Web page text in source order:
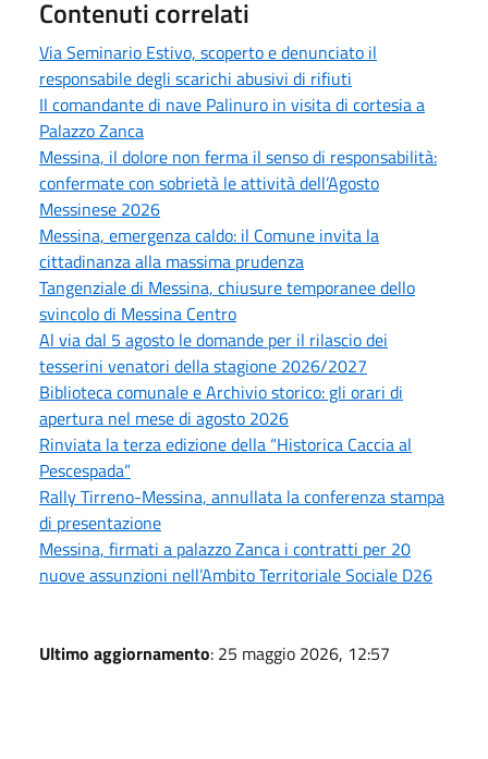
Contenuti correlati
Via Seminario Estivo, scoperto e denunciato il
responsabile degli scarichi abusivi di rifiuti
Il comandante di nave Palinuro in visita di cortesia a
Palazzo Zanca
Messina, il dolore non ferma il senso di responsabilità:
confermate con sobrietà le attività dell’Agosto
Messinese 2026
Messina, emergenza caldo: il Comune invita la
cittadinanza alla massima prudenza
Tangenziale di Messina, chiusure temporanee dello
svincolo di Messina Centro
Al via dal 5 agosto le domande per il rilascio dei
tesserini venatori della stagione 2026/2027
Biblioteca comunale e Archivio storico: gli orari di
apertura nel mese di agosto 2026
Rinviata la terza edizione della “Historica Caccia al
Pescespada”
Rally Tirreno-Messina, annullata la conferenza stampa
di presentazione
Messina, firmati a palazzo Zanca i contratti per 20
nuove assunzioni nell’Ambito Territoriale Sociale D26
Ultimo aggiornamento: 25 maggio 2026, 12:57